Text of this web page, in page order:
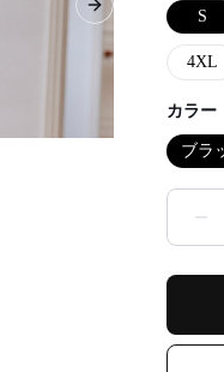
Next slide S
4XL
カラー
ブラ